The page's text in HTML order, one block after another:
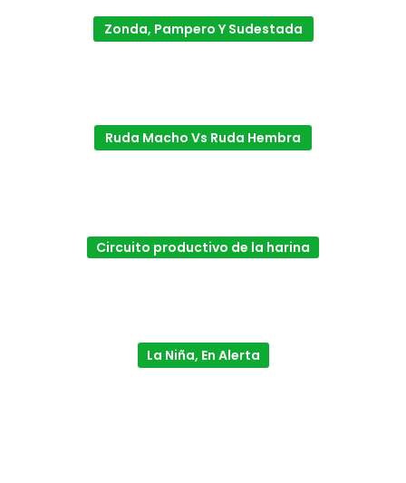
Zonda, Pampero Y Sudestada
Ruda Macho Vs Ruda Hembra
Circuito productivo de la harina
La Niña, En Alerta